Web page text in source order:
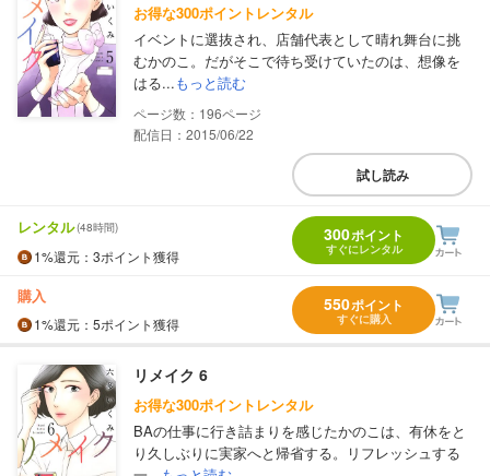
お得な300ポイントレンタル
イベントに選抜され、店舗代表として晴れ舞台に挑
むかのこ。だがそこで待ち受けていたのは、想像を
はる...もっと読む
196
配信日：2015/06/22
試し読み
レンタル(48時間)
1%還元 ：3ポイント獲得
300ポイント
すぐにレンタル
購入
1%還元 ：5ポイント獲得
550ポイント
すぐに購入
リメイク 6
お得な300ポイントレンタル
BAの仕事に行き詰まりを感じたかのこは、有休をと
り久しぶりに実家へと帰省する。リフレッシュする